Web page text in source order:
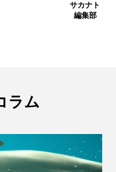
タカエビ
サカナト
編集部
ラム